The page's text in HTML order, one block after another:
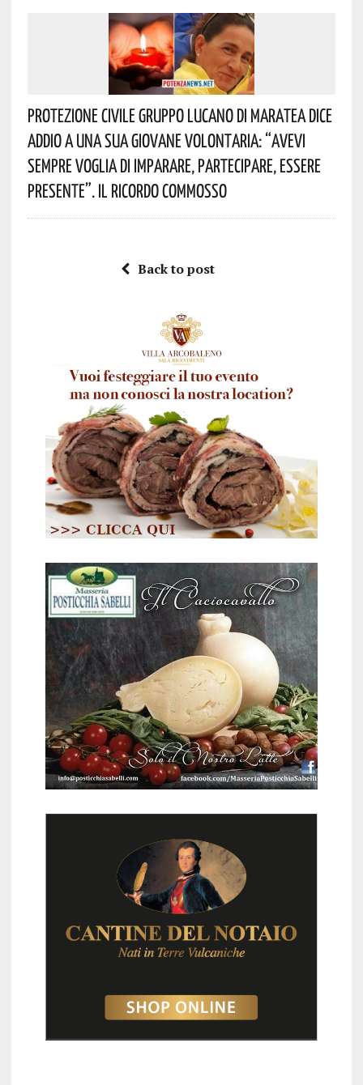
Protezione Civile Gruppo Lucano Di Maratea Dice
Addio A Una Sua Giovane Volontaria: “avevi
Sempre Voglia Di Imparare, Partecipare, Essere
Presente”. Il Ricordo Commosso
Back to post